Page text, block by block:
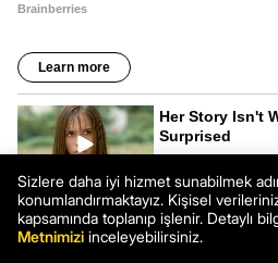
Sizlere daha iyi hizmet sunabilmek
konumlandırmaktayız. Kişisel
kapsamında toplanıp işlenir. Detaylı
Metnimizi inceleyebilirsiniz.